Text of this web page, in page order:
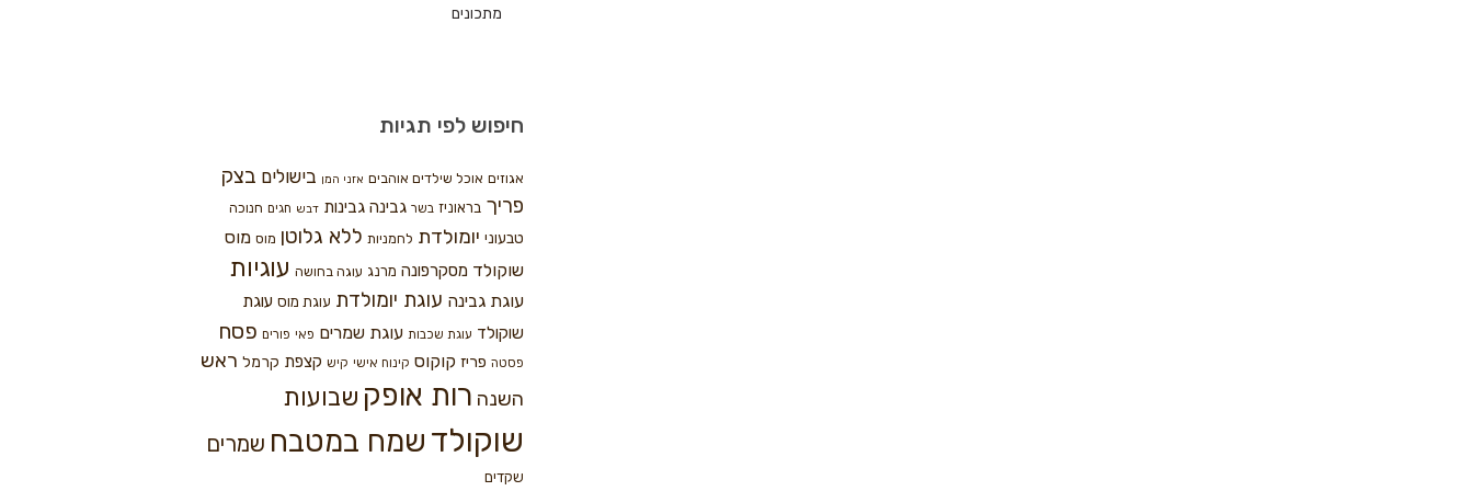
מתכונים
חיפוש לפי תגיות
אגוזים אוכל שילדים אוהבים אזני המן בישולים בצק
פריך בראוניז בשר גבינה גבינות דבש חגים חנוכה
טבעוני יומולדת לחמניות ללא גלוטן מוס מוס
שוקולד מסקרפונה מרנג עוגה בחושה עוגיות
עוגת גבינה עוגת יומולדת עוגת מוס עוגת
שוקולד עוגת שכבות עוגת שמרים פאי פורים פסח
פסטה פריז קוקוס קינוח אישי קיש קצפת קרמל ראש
השנה רות אופק שבועות
שוקולד שמח במטבח שמרים
שקדים